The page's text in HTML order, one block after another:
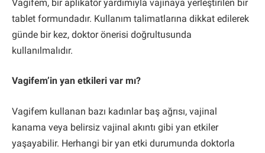
Vagifem, bir aplikatör yardımıyla vajinaya yerleştirilen bir
tablet formundadır. Kullanım talimatlarına dikkat edilerek
günde bir kez, doktor önerisi doğrultusunda
kullanılmalıdır.
Vagifem’in yan etkileri var mı?
Vagifem kullanan bazı kadınlar baş ağrısı, vajinal
kanama veya belirsiz vajinal akıntı gibi yan etkiler
yaşayabilir. Herhangi bir yan etki durumunda doktorla